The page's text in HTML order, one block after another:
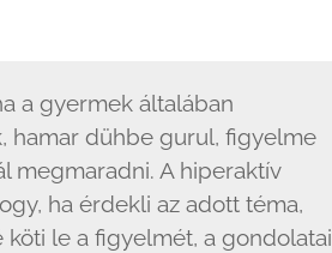
a gyermek általában
hamar dühbe gurul, figyelme
megmaradni. A hiperaktív
ha érdekli az adott téma,
le a figyelmét, a gondolatai